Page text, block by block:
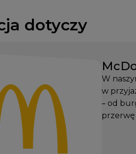
dotyczy
W
w
– od